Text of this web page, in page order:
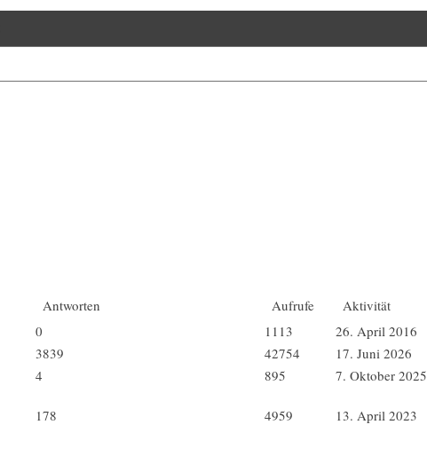
Antworten Aufrufe Aktivität
0 1113 26. April 2016
3839 42754 17. Juni 2026
4 895 7. Oktober 2025
178 4959 13. April 2023